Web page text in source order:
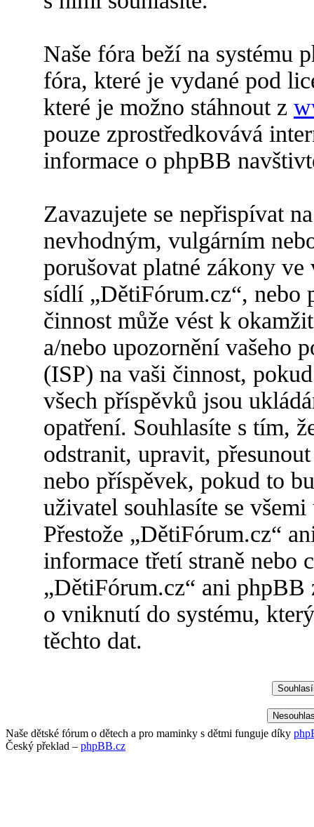
Naše fóra beží na systému
fóra, které je vydané pod
které je možno stáhnout z
pouze zprostředkovává
informace o phpBB
Zavazujete se nepřispívat
nevhodným, vulgárním
porušovat platné zákony
sídlí „DětiFórum.cz“, nebo
činnost může vést k
a/nebo upozornění vašeho
(ISP) na vaši činnost,
všech příspěvků jsou
opatření. Souhlasíte s tím,
odstranit, upravit,
nebo příspěvek, pokud to
uživatel souhlasíte se
Přestože „DětiFórum.cz“
informace třetí straně nebo
„DětiFórum.cz“ ani
o vniknutí do systému,
těchto dat.
Naše dětské fórum o dětech a pro maminky s dětmi funguje díky
Český překlad – phpBB.cz